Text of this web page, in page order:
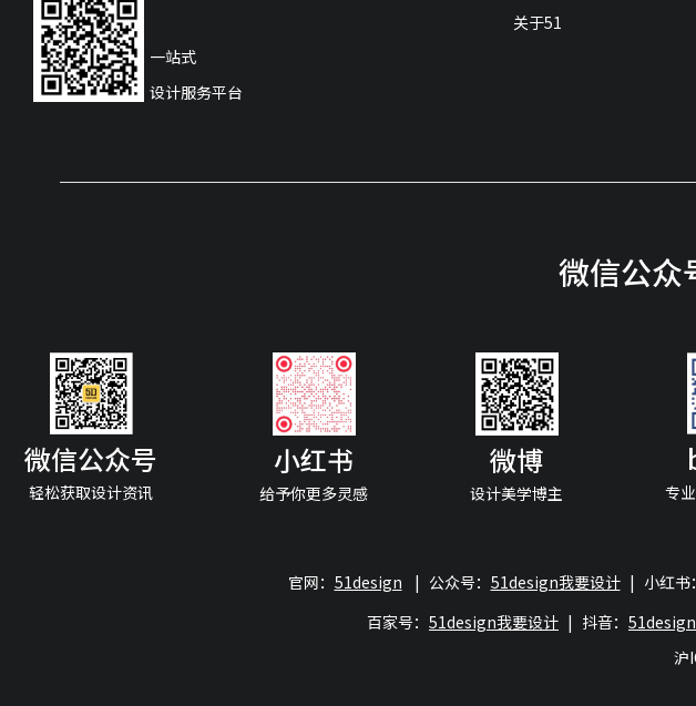
一站式
设计服务平台
关于51
微信公众
微信公众号
轻松获取设计资讯
小红书
给予你更多灵感
微博
设计美学博主 专
官网： 51design | 公众号： 51design我要设计 | 小红书：
百家号： 51design我要设计 | 抖音：
沪